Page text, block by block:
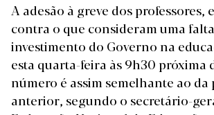
A adesão à greve dos professores,
contra o que consideram uma
investimento do Governo na
esta quarta-feira às 9h30 próxima
número é assim semelhante ao
anterior, segundo o secretário-